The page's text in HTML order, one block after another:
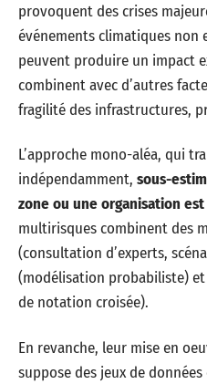
provoquent des crises
événements climatiques non
peuvent produire un impact
combinent avec d’autres
fragilité des infrastructures,
L’approche mono-aléa, qui
indépendamment, sous-
zone ou une organisation
multirisques combinent des
(consultation d’experts,
(modélisation probabiliste)
de notation croisée).
En revanche, leur mise en
suppose des jeux de